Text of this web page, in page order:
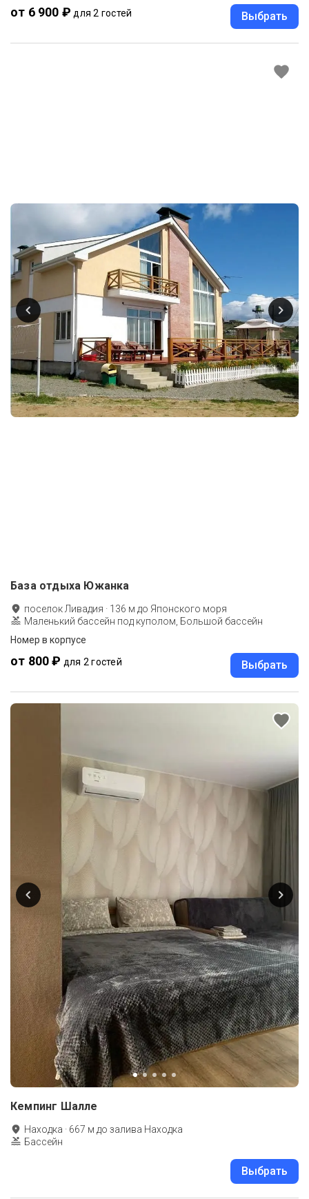
от 6 900 ₽ для 2 гостей Выбрать
База отдыха Южанка
поселок Ливадия · 136 м до Японского моря
Маленький бассейн под куполом, Большой бассейн
Номер в корпусе
от 800 ₽ для 2 гостей Выбрать
Кемпинг Шалле
Находка · 667 м до залива Находка
Бассейн
Выбрать